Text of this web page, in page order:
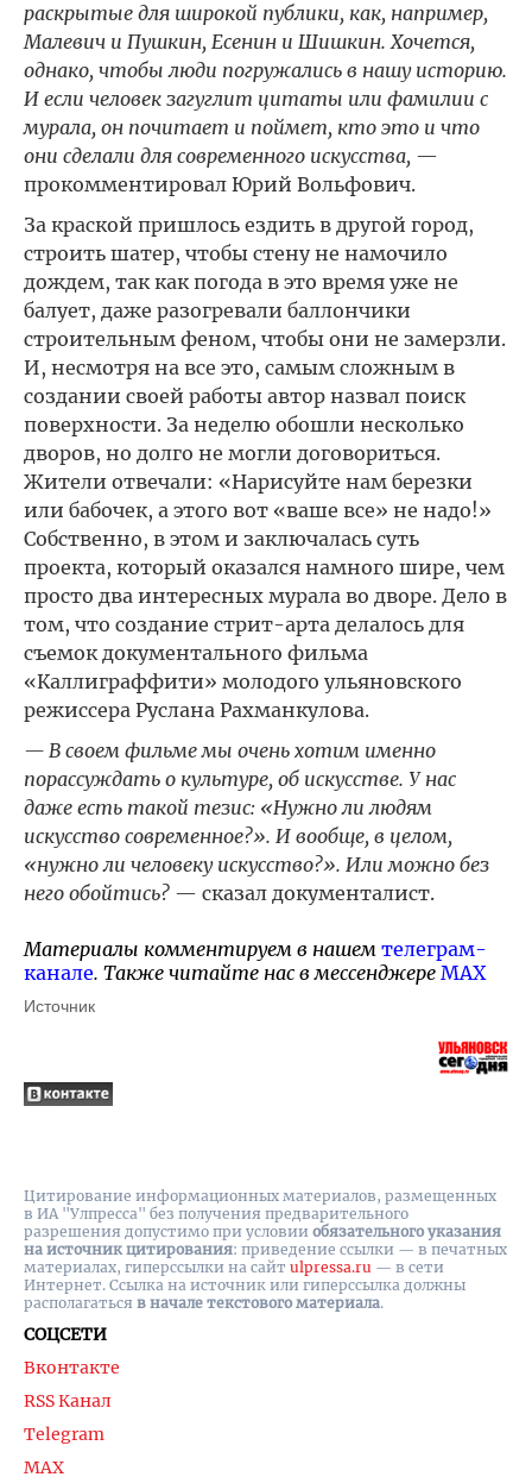
раскрытые для широкой публики, как, например,
Малевич и Пушкин, Есенин и Шишкин. Хочется,
однако, чтобы люди погружались в нашу историю.
И если человек загуглит цитаты или фамилии с
мурала, он почитает и поймет, кто это и что
они сделали для современного искусства, —
прокомментировал Юрий Вольфович.
За краской пришлось ездить в другой город,
строить шатер, чтобы стену не намочило
дождем, так как погода в это время уже не
балует, даже разогревали баллончики
строительным феном, чтобы они не замерзли.
И, несмотря на все это, самым сложным в
создании своей работы автор назвал поиск
поверхности. За неделю обошли несколько
дворов, но долго не могли договориться.
Жители отвечали: «Нарисуйте нам березки
или бабочек, а этого вот «ваше все» не надо!»
Собственно, в этом и заключалась суть
проекта, который оказался намного шире, чем
просто два интересных мурала во дворе. Дело в
том, что создание стрит-арта делалось для
съемок документального фильма
«Каллиграффити» молодого ульяновского
режиссера Руслана Рахманкулова.
— В своем фильме мы очень хотим именно
порассуждать о культуре, об искусстве. У нас
даже есть такой тезис: «Нужно ли людям
искусство современное?». И вообще, в целом,
«нужно ли человеку искусство?». Или можно без
него обойтись? — сказал документалист.
Материалы комментируем в нашем телеграм-
канале. Также читайте нас в мессенджере MAX
Источник
СОЦСЕТИ
Вконтакте
RSS Канал
Telegram
MAX
Цитирование информационных материалов, размещенных
в ИА "Улпресса" без получения предварительного
разрешения допустимо при условии обязательного указания
на источник цитирования: приведение ссылки — в печатных
материалах, гиперссылки на cайт ulpressa.ru — в сети
Интернет. Ссылка на источник или гиперссылка должны
располагаться в начале текстового материала.